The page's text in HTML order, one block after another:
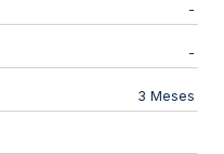
-
-
3 Meses